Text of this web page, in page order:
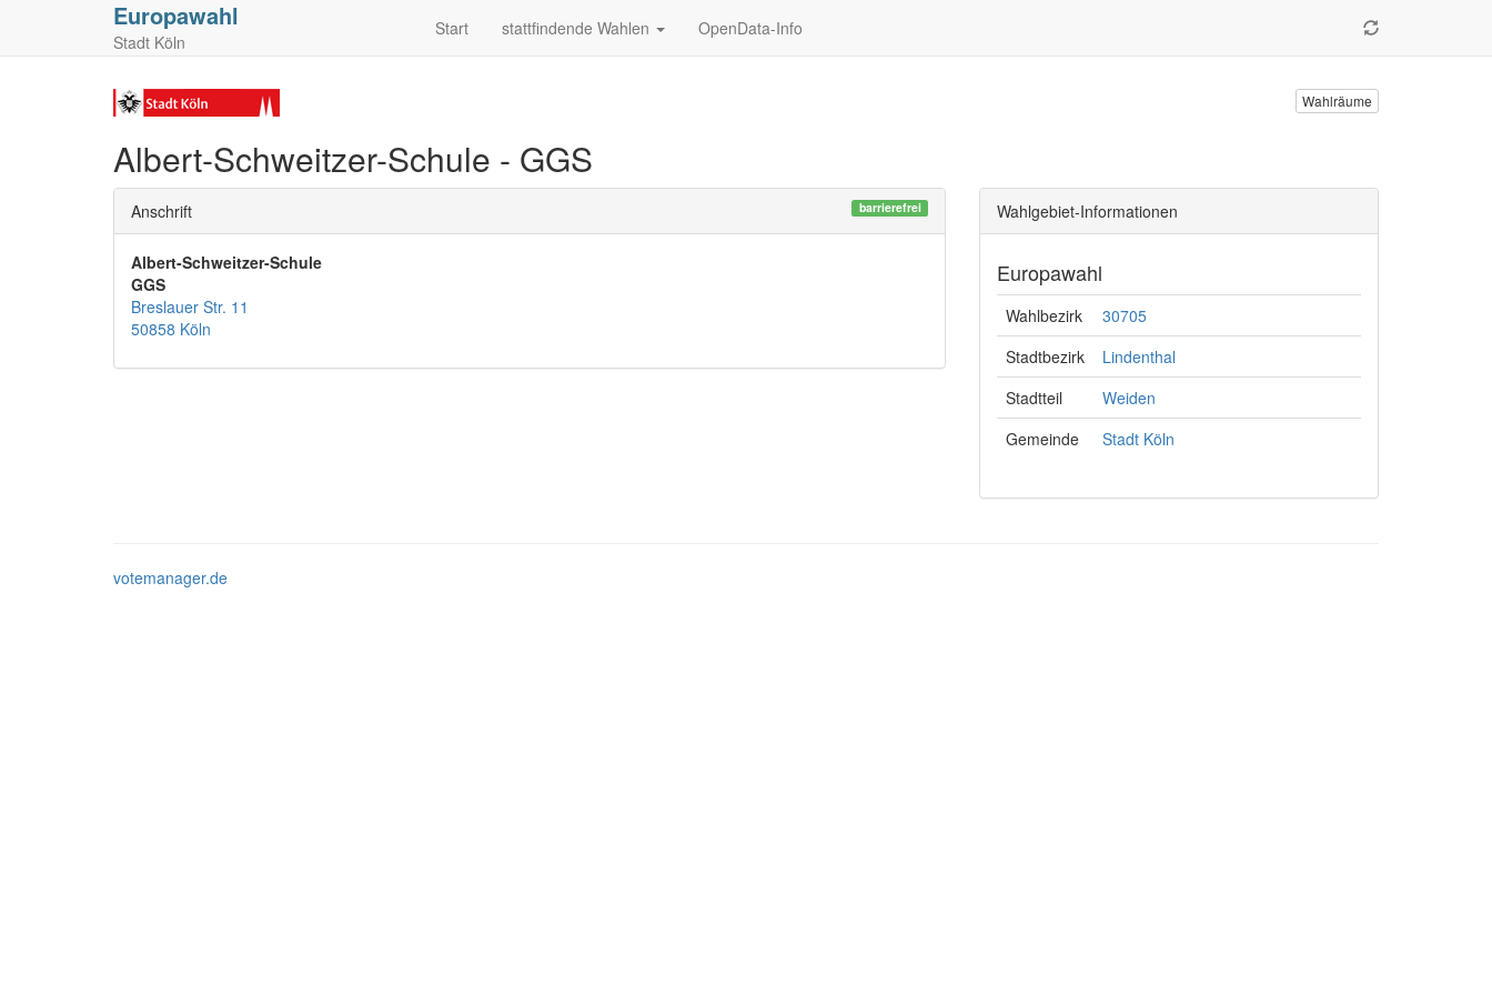
Europawahl
Stadt Köln
Start stattfindende Wahlen OpenData-Info
Wahlräume
Albert-Schweitzer-Schule - GGS
Anschrift barrierefrei
Albert-Schweitzer-Schule
GGS
Breslauer Str. 11
50858 Köln
Wahlgebiet-Informationen
Europawahl
Wahlbezirk
30705
Stadtbezirk
Lindenthal
Stadtteil
Weiden
Gemeinde
Stadt Köln
votemanager.de